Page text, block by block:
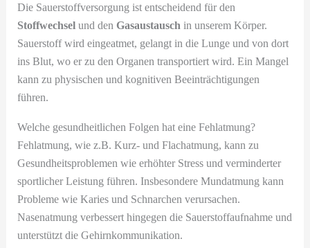
Die Sauerstoffversorgung ist entscheidend für den
Stoffwechsel und denGasaustausch in unserem Körper.
Sauerstoff wird eingeatmet, gelangt in die Lunge und von dort
ins Blut, wo er zu den Organen transportiert wird. Ein Mangel
kann zu physischen und kognitiven Beeinträchtigungen
führen.
Welche gesundheitlichen Folgen hat eine Fehlatmung?
Fehlatmung, wie z.B. Kurz- und Flachatmung, kann zu
Gesundheitsproblemen wie erhöhter Stress und verminderter
sportlicher Leistung führen. Insbesondere Mundatmung kann
Probleme wie Karies und Schnarchen verursachen.
Nasenatmung verbessert hingegen die Sauerstoffaufnahme und
unterstützt die Gehirnkommunikation.